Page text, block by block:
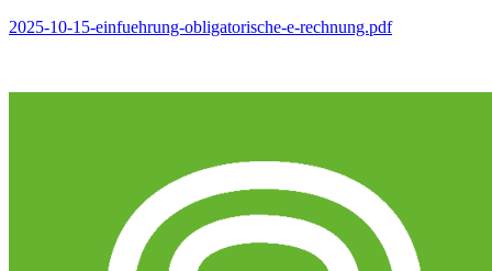
2025-10-15-einfuehrung-obligatorische-e-rechnung.pdf